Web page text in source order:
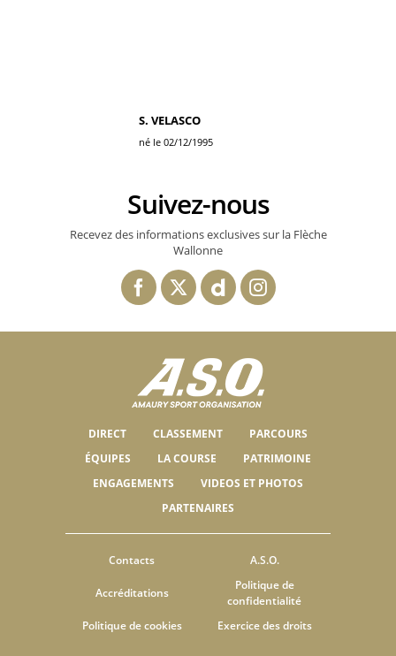
S. VELASCO
né le 02/12/1995
Suivez-nous
Recevez des informations exclusives sur la Flèche
Wallonne
DIRECT CLASSEMENT
PARCOURS
ÉQUIPES
LA COURSE
PATRIMOINE
ENGAGEMENTS
VIDEOS ET PHOTOS
PARTENAIRES
Contacts A.S.O.
Accréditations
Politique de
confidentialité
Politique de cookies
Exercice des droits